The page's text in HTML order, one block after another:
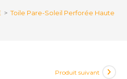
> Toile Pare-Soleil Perforée Haute
Produit suivant